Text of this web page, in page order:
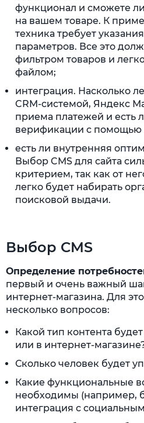
функционал и сможете
на вашем товаре. К
техника требует
параметров. Все это
фильтром товаров и
файлом;
интеграция. Насколько
CRM-системой, Яндекс
приема платежей и есть
верификации с помощью
есть ли внутренняя
Выбор CMS для сайта
критерием, так как от
легко будет набирать
поисковой выдачи.
Выбор CMS
Определение
первый и очень важный
интернет-магазина. Для
несколько вопросов:
Какой тип контента
или в интернет-
Сколько человек будет
Какие функциональные
необходимы (например,
интеграция с